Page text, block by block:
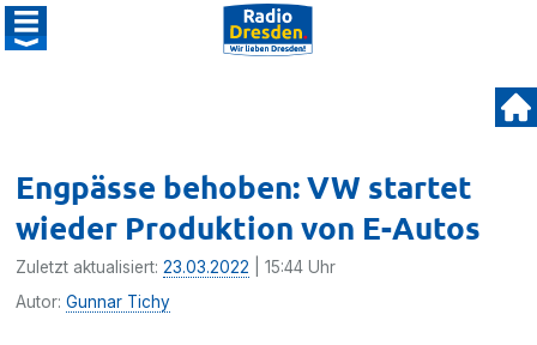
Engpässe behoben: VW startet
wieder Produktion von E-Autos
Zuletzt aktualisiert:23.03.2022 | 15:44 Uhr
Autor:Gunnar Tichy